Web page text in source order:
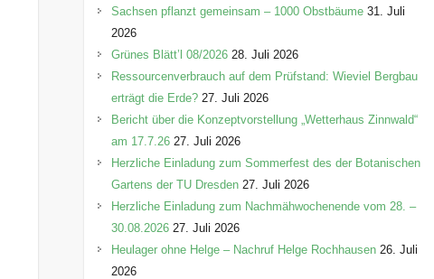
r
e
n
Sachsen pflanzt gemeinsam – 1000 Obstbäume 31. Juli
2026
Grünes Blätt’l 08/2026 28. Juli 2026
Ressourcenverbrauch auf dem Prüfstand: Wieviel Bergbau
erträgt die Erde? 27. Juli 2026
Bericht über die Konzeptvorstellung „Wetterhaus Zinnwald“
am 17.7.26 27. Juli 2026
Herzliche Einladung zum Sommerfest des der Botanischen
Gartens der TU Dresden 27. Juli 2026
Herzliche Einladung zum Nachmähwochenende vom 28. –
30.08.2026 27. Juli 2026
Heulager ohne Helge – Nachruf Helge Rochhausen 26. Juli
2026